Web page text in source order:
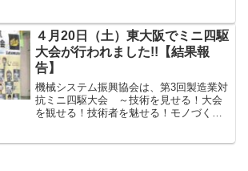
山本昌作 氏（HILLTOP株式会社 相談役）
です。
４月20日（土）東大阪でミニ四駆
大会が行われました!!【結果報
告】
機械システム振興協会は、第3回製造業対
抗ミニ四駆大会 ～技術を見せる！大会
を観せる！技術者を魅せる！モノづくり